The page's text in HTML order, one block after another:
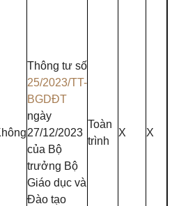
Thông tư số
25/2023/TT-
BGDĐT
ngày
27/12/2023
của Bộ
trưởng Bộ
Giáo dục và
Đào tạo
Toàn
trình
X X